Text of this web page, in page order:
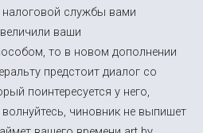
налоговой службы вами
ваши
то в новом дополнении
предстоит диалог со
поинтересуется у него,
волнуйтесь, чиновник не выпишет